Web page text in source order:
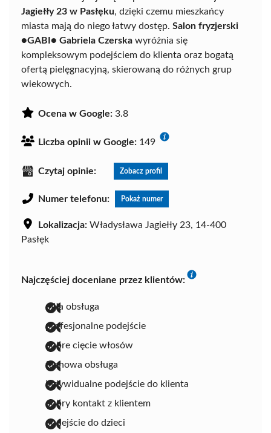
Jagiełły 23 w Pasłęku, dzięki czemu mieszkańcy
miasta mają do niego łatwy dostęp. Salon fryzjerski
●GABI● Gabriela Czerska wyróżnia się
kompleksowym podejściem do klienta oraz bogatą
ofertą pielęgnacyjną, skierowaną do różnych grup
wiekowych.
Ocena w Google: 3.8
Liczba opinii w Google: 149
Czytaj opinie: Zobacz profil
Numer telefonu: Pokaż numer
Lokalizacja: Władysława Jagiełły 23, 14-400
Pasłęk
Najczęściej doceniane przez klientów:
miła obsługa
profesjonalne podejście
dobre cięcie włosów
fachowa obsługa
indywidualne podejście do klienta
dobry kontakt z klientem
podejście do dzieci